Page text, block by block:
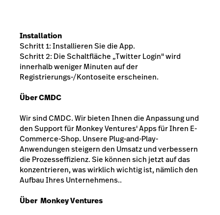
Installation
Schritt 1: Installieren Sie die App.
Schritt 2: Die Schaltfläche „Twitter Login" wird
innerhalb weniger Minuten auf der
Registrierungs-/Kontoseite erscheinen.
Über CMDC
Wir sind CMDC. Wir bieten Ihnen die Anpassung und
den Support für Monkey Ventures' Apps für Ihren E-
Commerce-Shop. Unsere Plug-and-Play-
Anwendungen steigern den Umsatz und verbessern
die Prozesseffizienz. Sie können sich jetzt auf das
konzentrieren, was wirklich wichtig ist, nämlich den
Aufbau Ihres Unternehmens..
Über Monkey Ventures